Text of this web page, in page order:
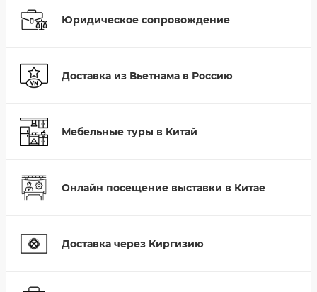
Юридическое сопровождение
Доставка из Вьетнама в Россию
Мебельные туры в Китай
Онлайн посещение выставки в Китае
Доставка через Киргизию